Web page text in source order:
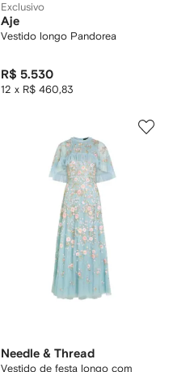
Exclusivo
Aje
Vestido longo Pandorea
R$ 5.530
12 x R$ 460,83
Needle & Thread
Vestido de festa longo com